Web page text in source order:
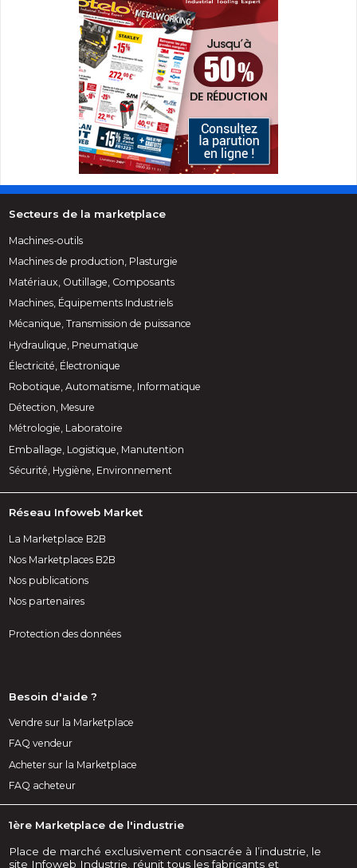
Secteurs de la marketplace
Machines-outils
Machines de production, Plasturgie
Matériaux, Outillage, Composants
Machines, Équipements Industriels
Mécanique, Transmission de puissance
Hydraulique, Pneumatique
Électricité, Électronique
Robotique, Automatisme, Informatique
Détection, Mesure
Métrologie, Laboratoire
Emballage, Logistique, Manutention
Sécurité, Hygiène, Environnement
Réseau Infoweb Market
La Marketplace B2B
Nos Marketplaces B2B
Nos publications
Nos partenaires
Protection des données
Besoin d'aide ?
Vendre sur la Marketplace
FAQ vendeur
Acheter sur la Marketplace
FAQ acheteur
1ère Marketplace de l'industrie
Place de marché exclusivement consacrée à l’industrie, le
site Infoweb Industrie, réunit tous les fabricants et